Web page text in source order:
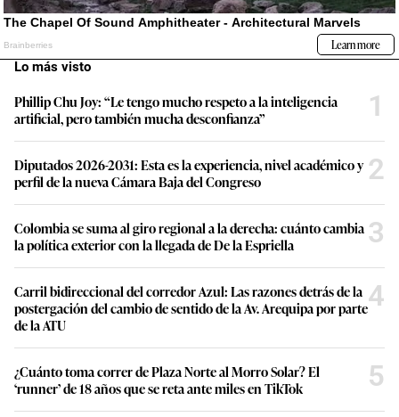
Lo más visto
Phillip Chu Joy: “Le tengo mucho respeto a la inteligencia
artificial, pero también mucha desconfianza”
1
Diputados 2026-2031: Esta es la experiencia, nivel académico y
perfil de la nueva Cámara Baja del Congreso
2
Colombia se suma al giro regional a la derecha: cuánto cambia
la política exterior con la llegada de De la Espriella
3
Carril bidireccional del corredor Azul: Las razones detrás de la
postergación del cambio de sentido de la Av. Arequipa por parte
de la ATU
4
¿Cuánto toma correr de Plaza Norte al Morro Solar? El
‘runner’ de 18 años que se reta ante miles en TikTok
5